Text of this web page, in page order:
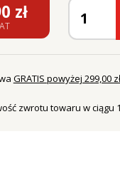
zł
GRATIS powyżej 299,00 zł
zwrotu towaru w ciągu